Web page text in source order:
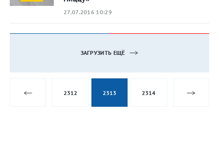
27.07.2016 10:29
ЗАГРУЗИТЬ ЕЩЁ
2312 2313 2314